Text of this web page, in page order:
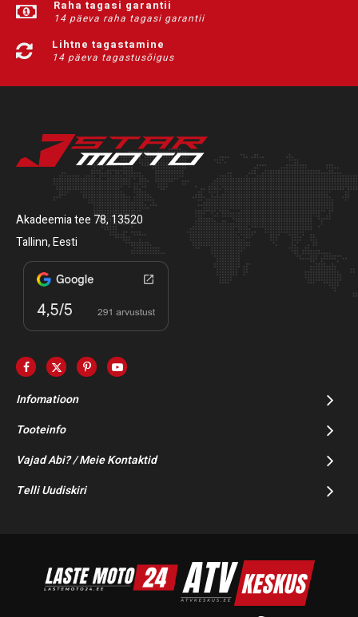
Raha tagasi garantii
14 päeva raha tagasi garantii
Lihtne tagastamine
14 päeva tagastusõigus
Akadeemia tee 78, 13520
Tallinn, Eesti
Infomatioon
Tooteinfo
Vajad Abi? / Meie Kontaktid
Telli Uudiskiri